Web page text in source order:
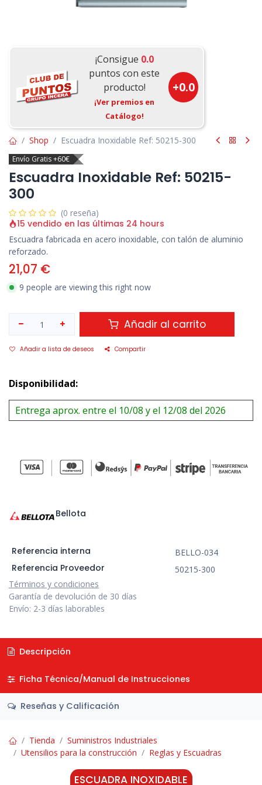
¡Consigue 0.0
puntos con este
producto!
¡Ver premios en
Catálogo!
+0.0
Shop Escuadra Inoxidable Ref: 50215-300
Envío Gratis +60€
Escuadra Inoxidable Ref: 50215-
300
(0 reseña)
15 vendido en las últimas 24 hours
Escuadra fabricada en acero inoxidable, con talón de aluminio
reforzado.
21,07 €
9 people are viewing this right now
Añadir al carrito
Añadir a lista de deseos Compartir
Disponibilidad:
Entrega aprox. entre el 10/08 y el 12/08 del 2026
Bellota
Referencia interna BELLO-034
Referencia Proveedor
50215-300
Términos y condiciones
Garantía de devolución de 30 días
Envío: 2-3 días laborables
Descripción
Ficha Técnica/Manual de Instrucciones
Reseñas y Calificación
Tienda
Suministros Industriales
Utensilios para la construcción
Reglas y Escuadras
ESCUADRA INOXIDABLE